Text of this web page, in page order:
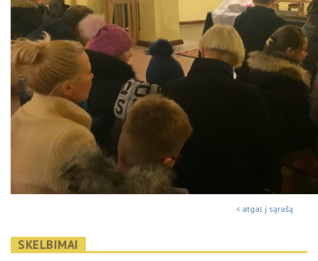
< atgal į sąrašą
SKELBIMAI